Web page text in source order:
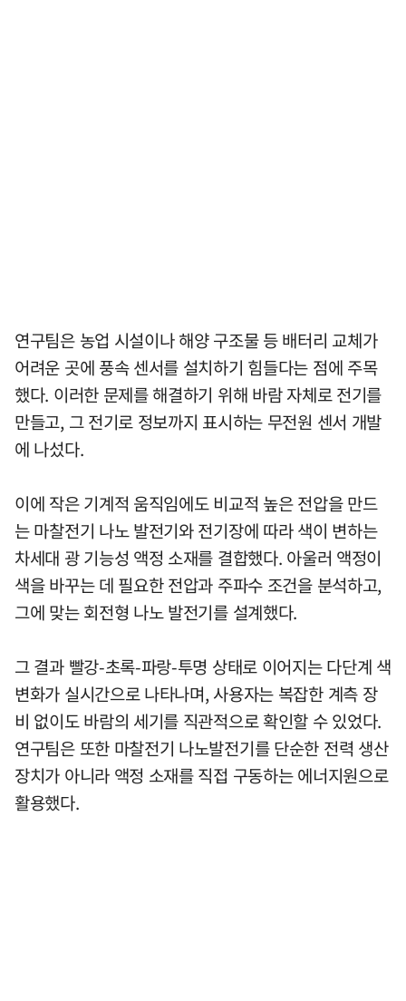
연구팀은 농업 시설이나 해양 구조물 등 배터리 교체가
어려운 곳에 풍속 센서를 설치하기 힘들다는 점에 주목
했다. 이러한 문제를 해결하기 위해 바람 자체로 전기를
만들고, 그 전기로 정보까지 표시하는 무전원 센서 개발
에 나섰다.
이에 작은 기계적 움직임에도 비교적 높은 전압을 만드
는 마찰전기 나노 발전기와 전기장에 따라 색이 변하는
차세대 광 기능성 액정 소재를 결합했다. 아울러 액정이
색을 바꾸는 데 필요한 전압과 주파수 조건을 분석하고,
그에 맞는 회전형 나노 발전기를 설계했다.
그 결과 빨강-초록-파랑-투명 상태로 이어지는 다단계 색
변화가 실시간으로 나타나며, 사용자는 복잡한 계측 장
비 없이도 바람의 세기를 직관적으로 확인할 수 있었다.
연구팀은 또한 마찰전기 나노발전기를 단순한 전력 생산
장치가 아니라 액정 소재를 직접 구동하는 에너지원으로
활용했다.